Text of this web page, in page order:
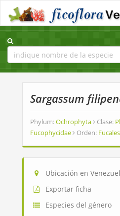
Sargassum
Phylum:Ochrophyta Clase:
Fucophycidae
Orden: Fucales
Ubicación en
Exportar ficha
Especies del género